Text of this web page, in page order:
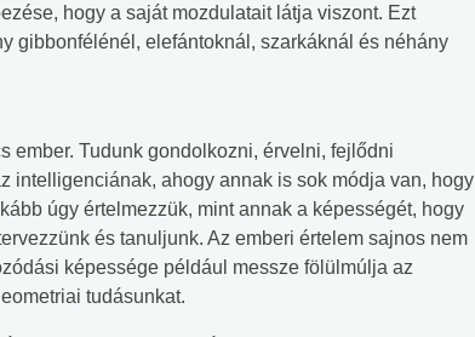
hogy a saját mozdulatait látja viszont. Ezt
gibbonfélénél, elefántoknál, szarkáknál és néhány
ember. Tudunk gondolkozni, érvelni, fejlődni
intelligenciának, ahogy annak is sok módja van, hogy
úgy értelmezzük, mint annak a képességét, hogy
és tanuljunk. Az emberi értelem sajnos nem
képessége például messze fölülmúlja az
tudásunkat.